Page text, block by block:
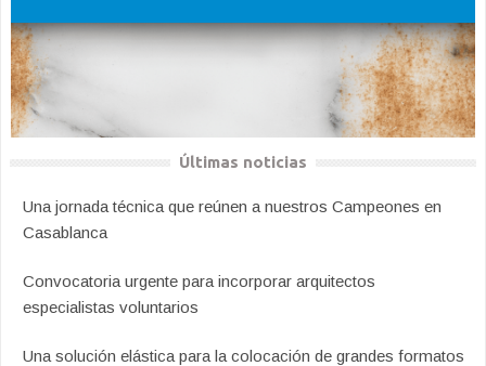
Últimas noticias
Una jornada técnica que reúnen a nuestros Campeones en
Casablanca
Convocatoria urgente para incorporar arquitectos
especialistas voluntarios
Una solución elástica para la colocación de grandes formatos